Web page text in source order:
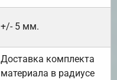
+/- 5 мм.
Доставка комплекта
материала в радиусе